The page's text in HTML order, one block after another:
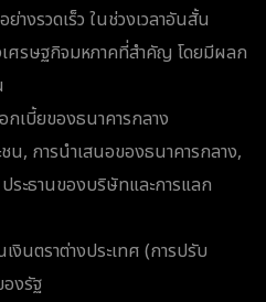
างรวดเร็ว ในช่วงเวลาอันสั้น
ศรษฐกิจมหภาคที่สำคัญ โดยมีผลก
กเบี้ยของธนาคารกลาง
น, การนำเสนอของธนาคารกลาง,
ระธานของบริษัทและการแลก
งินตราต่างประเทศ (การปรับ
งรัฐ